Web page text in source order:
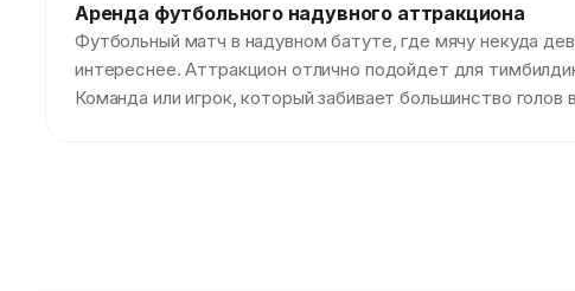
Аренда футбольного надувного аттракциона
Футбольный матч в надувном батуте, где мячу некуда
интереснее. Аттракцион отлично подойдет для
Команда или игрок, который забивает большинство голов